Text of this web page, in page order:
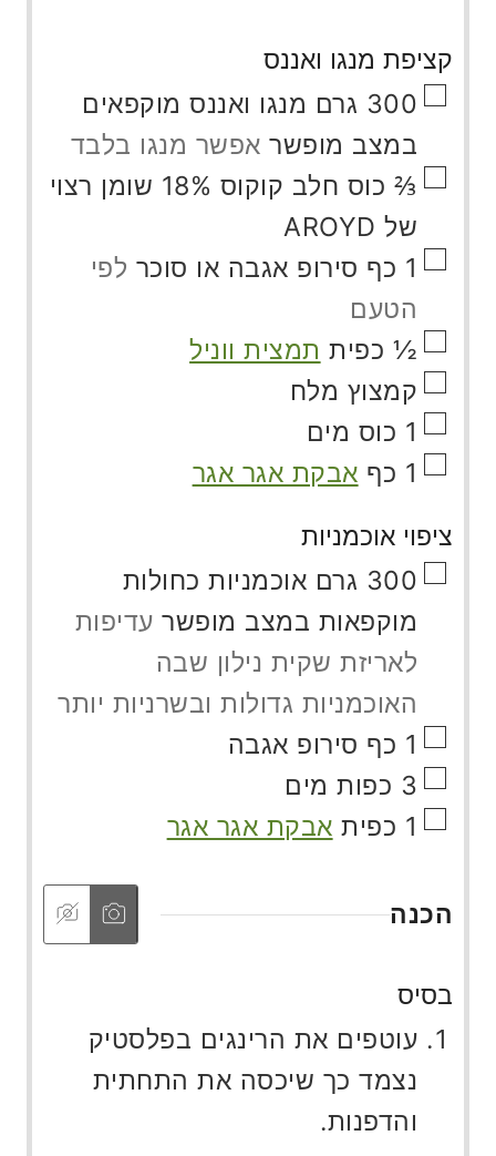
קציפת מנגו ואננס
▢
300 גרם מנגו ואננס מוקפאים
במצב מופשר אפשר מנגו בלבד
▢
⅔ כוס
חלב קוקוס 18% שומן רצוי
של AROYD
▢
1 כף סירופ אגבה או סוכר לפי
הטעם
▢
½ כפית תמצית ווניל
▢ קמצוץ מלח
▢
1 כוס מים
▢
1 כף אבקת אגר אגר
ציפוי אוכמניות
▢
300 גרם אוכמניות כחולות
מוקפאות במצב מופשר עדיפות
לאריזת שקית נילון שבה
האוכמניות גדולות ובשרניות יותר
▢
1 כף סירופ אגבה
▢
3 כפות מים
▢
1 כפית אבקת אגר אגר
הכנה
בסיס
עוטפים את הרינגים בפלסטיק
נצמד כך שיכסה את התחתית
והדפנות.